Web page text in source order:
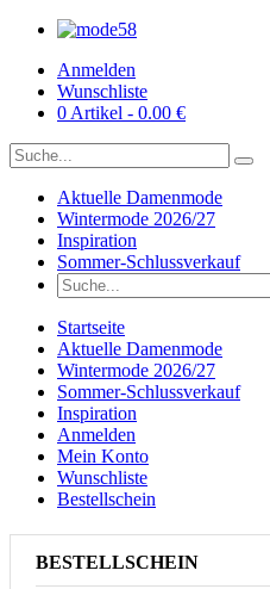
Anmelden
Wunschliste
0 Artikel - 0.00 €
Aktuelle Damenmode
Wintermode 2026/27
Inspiration
Sommer-Schlussverkauf
Startseite
Aktuelle Damenmode
Wintermode 2026/27
Sommer-Schlussverkauf
Inspiration
Anmelden
Mein Konto
Wunschliste
Bestellschein
BESTELLSCHEIN